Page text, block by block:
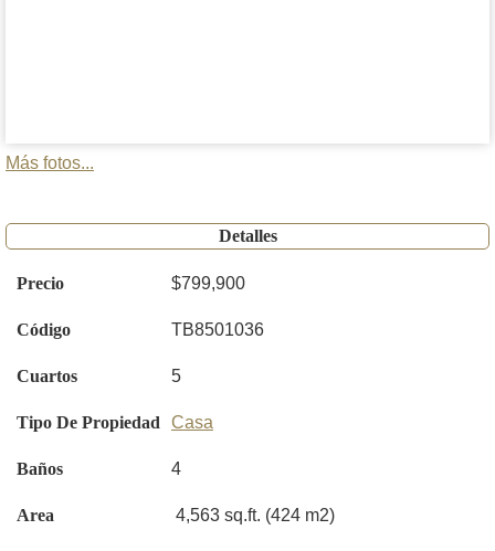
Más fotos...
Detalles
Precio $799,900
Código TB8501036
Cuartos 5
Tipo De Propiedad Casa
Baños 4
Area 4,563 sq.ft. (424 m2)